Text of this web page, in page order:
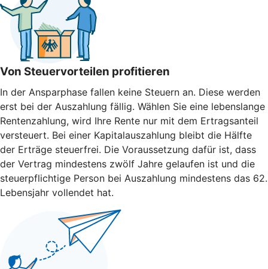
Von Steuervorteilen profitieren
In der Ansparphase fallen keine Steuern an. Diese werden
erst bei der Auszahlung fällig. Wählen Sie eine lebenslange
Rentenzahlung, wird Ihre Rente nur mit dem Ertragsanteil
versteuert. Bei einer Kapitalauszahlung bleibt die Hälfte
der Erträge steuerfrei. Die Voraussetzung dafür ist, dass
der Vertrag mindestens zwölf Jahre gelaufen ist und die
steuerpflichtige Person bei Auszahlung mindestens das 62.
Lebensjahr vollendet hat.